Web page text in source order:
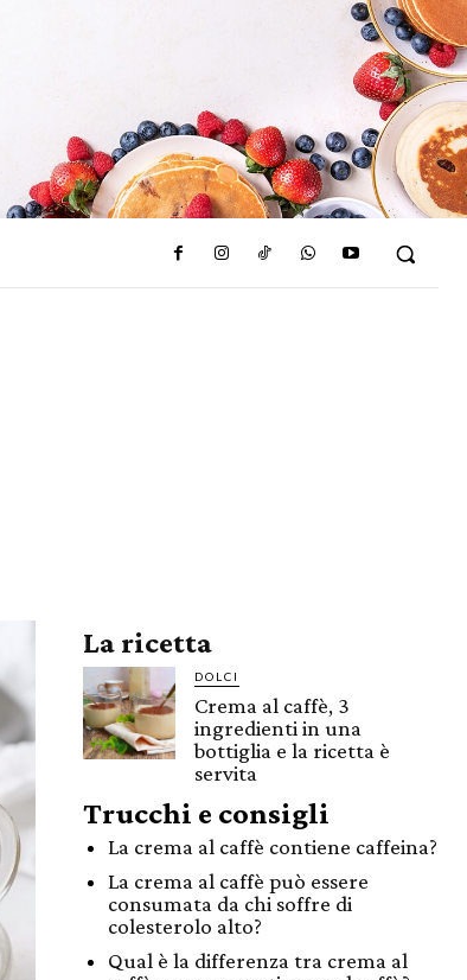
La ricetta
DOLCI
Crema al caffè, 3
ingredienti in una
bottiglia e la ricetta è
servita
Trucchi e consigli
La crema al caffè contiene caffeina?
La crema al caffè può essere
consumata da chi soffre di
colesterolo alto?
Qual è la differenza tra crema al